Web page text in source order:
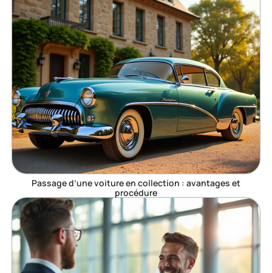
Passage d’une voiture en collection : avantages et
procédure